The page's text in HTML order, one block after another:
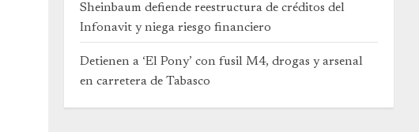
Sheinbaum defiende reestructura de créditos del
Infonavit y niega riesgo financiero
Detienen a ‘El Pony’ con fusil M4, drogas y arsenal
en carretera de Tabasco